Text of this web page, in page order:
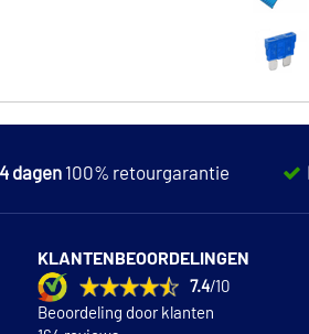
dagen 100% retourgarantie
KLANTENBEOORDELINGEN
7.4/10
Beoordeling door klanten